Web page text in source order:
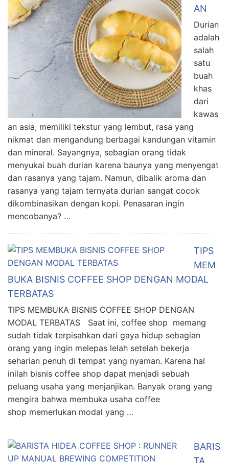
AN
Durian
adalah
salah
satu
buah
khas
dari
kawas
an asia, memiliki tekstur yang lembut, rasa yang
nikmat dan mengandung berbagai kandungan vitamin
dan mineral. Sayangnya, sebagian orang tidak
menyukai buah durian karena baunya yang menyengat
dan rasanya yang tajam. Namun, dibalik aroma dan
rasanya yang tajam ternyata durian sangat cocok
dikombinasikan dengan kopi. Penasaran ingin
mencobanya? …
TIPS
MEM
BUKA BISNIS COFFEE SHOP DENGAN MODAL
TERBATAS
TIPS MEMBUKA BISNIS COFFEE SHOP DENGAN
MODAL TERBATAS Saat ini, coffee shop memang
sudah tidak terpisahkan dari gaya hidup sebagian
orang yang ingin melepas lelah setelah bekerja
seharian penuh di tempat yang nyaman. Karena hal
inilah bisnis coffee shop dapat menjadi sebuah
peluang usaha yang menjanjikan. Banyak orang yang
mengira bahwa membuka usaha coffee
shop memerlukan modal yang …
BARIS
TA